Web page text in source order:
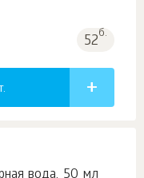
52б.